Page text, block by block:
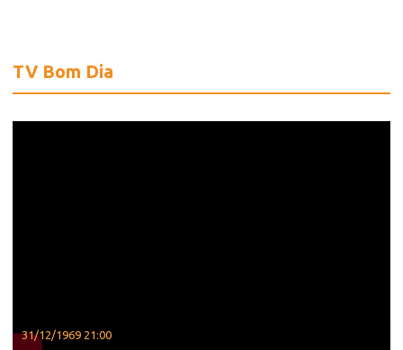
TV Bom Dia
31/12/1969 21:00